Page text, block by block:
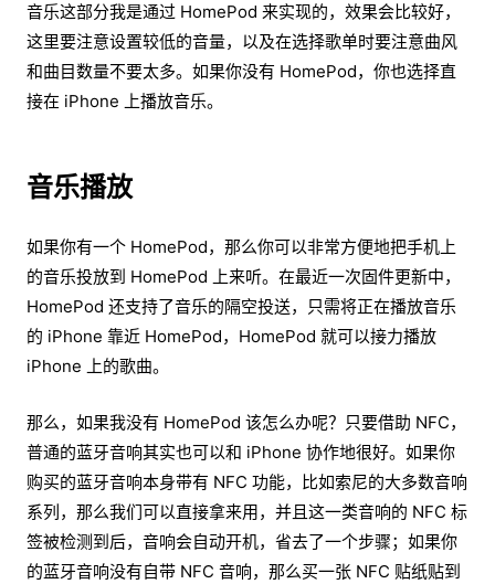
音乐这部分我是通过 HomePod 来实现的，效果会比较好，
这里要注意设置较低的音量，以及在选择歌单时要注意曲风
和曲目数量不要太多。如果你没有 HomePod，你也选择直
接在 iPhone 上播放音乐。
音乐播放
如果你有一个 HomePod，那么你可以非常方便地把手机上
的音乐投放到 HomePod 上来听。在最近一次固件更新中，
HomePod 还支持了音乐的隔空投送，只需将正在播放音乐
的 iPhone 靠近 HomePod，HomePod 就可以接力播放
iPhone 上的歌曲。
那么，如果我没有 HomePod 该怎么办呢？只要借助 NFC，
普通的蓝牙音响其实也可以和 iPhone 协作地很好。如果你
购买的蓝牙音响本身带有 NFC 功能，比如索尼的大多数音响
系列，那么我们可以直接拿来用，并且这一类音响的 NFC 标
签被检测到后，音响会自动开机，省去了一个步骤；如果你
的蓝牙音响没有自带 NFC 音响，那么买一张 NFC 贴纸贴到